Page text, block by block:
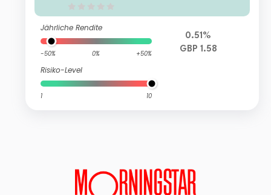
Jährliche Rendite
-50% 0% +50%
Risiko-Level
1 10
0.51%
GBP 1.58